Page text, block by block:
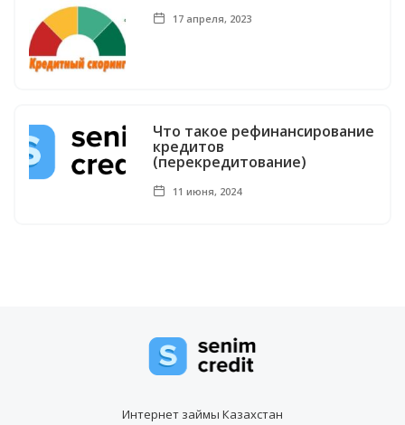
17 апреля, 2023
Что такое рефинансирование
кредитов
(перекредитование)
11 июня, 2024
Интернет займы Казахстан